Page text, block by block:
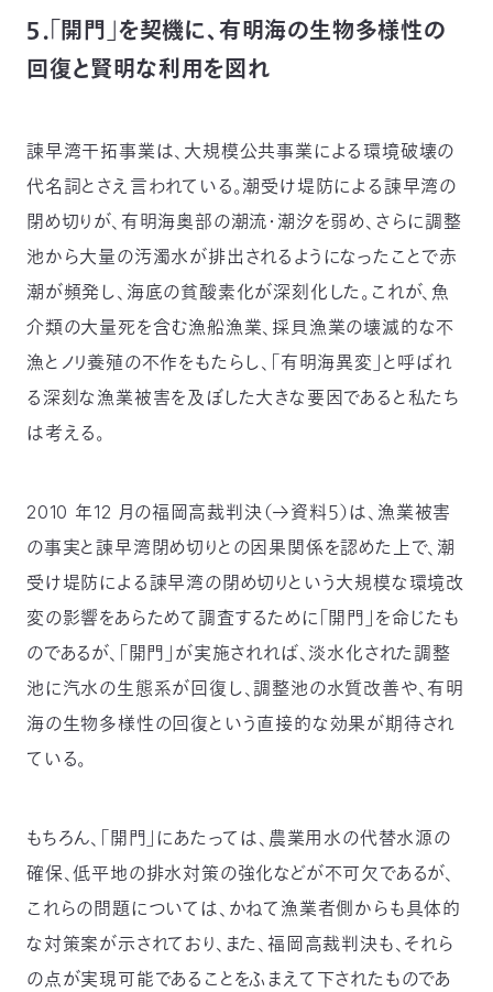
５．「開門」を契機に、有明海の生物多様性の
回復と賢明な利用を図れ
諫早湾干拓事業は、大規模公共事業による環境破壊の
代名詞とさえ言われている。潮受け堤防による諫早湾の
閉め切りが、有明海奥部の潮流・潮汐を弱め、さらに調整
池から大量の汚濁水が排出されるようになったことで赤
潮が頻発し、海底の貧酸素化が深刻化した。これが、魚
介類の大量死を含む漁船漁業、採貝漁業の壊滅的な不
漁とノリ養殖の不作をもたらし、「有明海異変」と呼ばれ
る深刻な漁業被害を及ぼした大きな要因であると私たち
は考える。
2010 年12 月の福岡高裁判決（→資料５）は、漁業被害
の事実と諫早湾閉め切りとの因果関係を認めた上で、潮
受け堤防による諫早湾の閉め切りという大規模な環境改
変の影響をあらためて調査するために「開門」を命じたも
のであるが、「開門」が実施されれば、淡水化された調整
池に汽水の生態系が回復し、調整池の水質改善や、有明
海の生物多様性の回復という直接的な効果が期待され
ている。
もちろん、「開門」にあたっては、農業用水の代替水源の
確保、低平地の排水対策の強化などが不可欠であるが、
これらの問題については、かねて漁業者側からも具体的
な対策案が示されており、また、福岡高裁判決も、それら
の点が実現可能であることをふまえて下されたものであ